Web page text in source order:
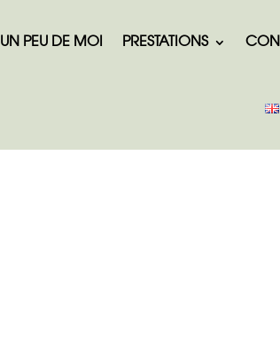
UN PEU DE MOI PRESTATIONS